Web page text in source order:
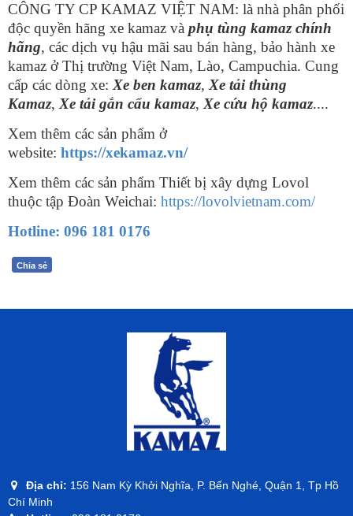
CÔNG TY CP KAMAZ VIỆT NAM: là nhà phân phối
độc quyền hãng xe kamaz và phụ tùng kamaz chính
hãng, các dịch vụ hậu mãi sau bán hàng, bảo hành xe
kamaz ở Thị trường Việt Nam, Lào, Campuchia. Cung
cấp các dòng xe:Xe ben kamaz,Xe tải thùng
Kamaz,Xe tải gắn cẩu kamaz,Xe cứu hộ kamaz....
Xem thêm các sản phẩm ở
website: https://xekamaz.vn/
Xem thêm các sản phẩm Thiết bị xây dựng Lovol
thuộc tập Đoàn Weichai: https://lovolvietnam.com/
Hotline: 096 181 0176
Chia sẻ
Địa chỉ: 156 Nam Kỳ Khởi Nghĩa, P. Bến Nghé, Quận 1, Tp Hồ
Chí Minh